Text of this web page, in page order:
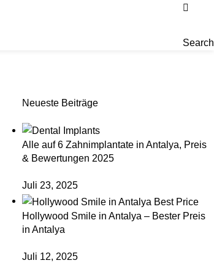
Search
Neueste Beiträge
Alle auf 6 Zahnimplantate in Antalya, Preis
& Bewertungen 2025
Juli 23, 2025
Hollywood Smile in Antalya – Bester Preis
in Antalya
Juli 12, 2025